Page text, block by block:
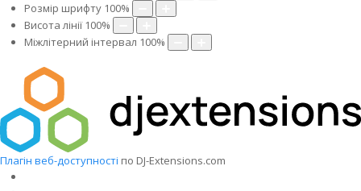
Розмір шрифту 100%
Висота лінії 100%
Міжлітерний інтервал 100%
Плагін веб-доступності по DJ-Extensions.com